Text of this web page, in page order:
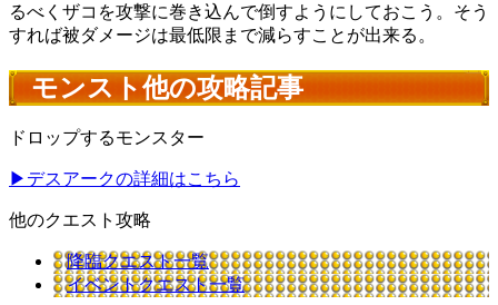
るべくザコを攻撃に巻き込んで倒すようにしておこう。そう
すれば被ダメージは最低限まで減らすことが出来る。
モンスト他の攻略記事
ドロップするモンスター
▶デスアークの詳細はこちら
他のクエスト攻略
降臨クエスト一覧
イベントクエスト一覧